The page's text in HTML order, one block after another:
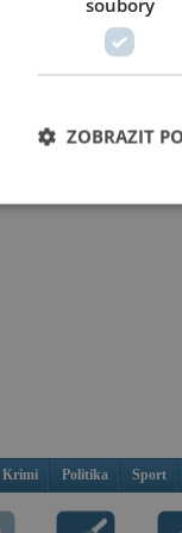
Krimi Politika Sport
ZOBRAZIT